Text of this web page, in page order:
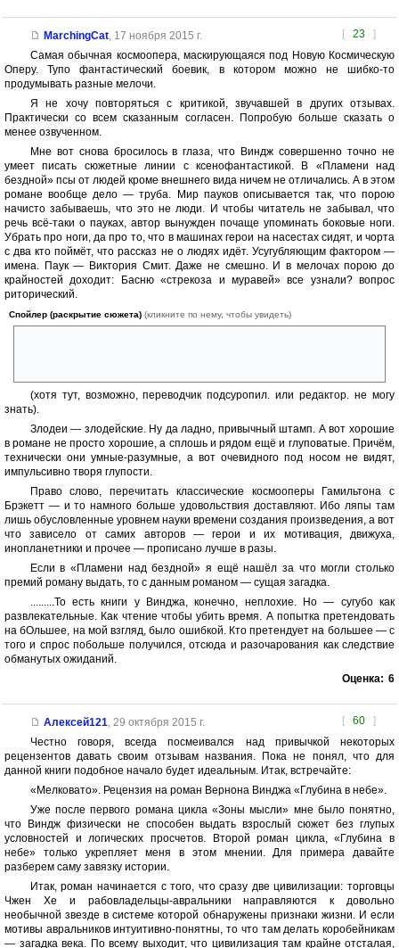
[ 23 ]
MarchingCat, 17 ноября 2015 г.
Самая обычная космоопера, маскирующаяся под Новую Космическую
Оперу. Тупо фантастический боевик, в котором можно не шибко-то
продумывать разные мелочи.
Я не хочу повторяться с критикой, звучавшей в других отзывах.
Практически со всем сказанным согласен. Попробую больше сказать о
менее озвученном.
Мне вот снова бросилось в глаза, что Виндж совершенно точно не
умеет писать сюжетные линии с ксенофантастикой. В «Пламени над
бездной» псы от людей кроме внешнего вида ничем не отличались. А в этом
романе вообще дело — труба. Мир пауков описывается так, что порою
начисто забываешь, что это не люди. И чтобы читатель не забывал, что
речь всё-таки о пауках, автор вынужден почаще упоминать боковые ноги.
Убрать про ноги, да про то, что в машинах герои на насестах сидят, и чорта
с два кто поймёт, что рассказ не о людях идёт. Усугубляющим фактором —
имена. Паук — Виктория Смит. Даже не смешно. И в мелочах порою до
крайностей доходит: Басню «стрекоза и муравей» все узнали? вопрос
риторический.
Спойлер (раскрытие сюжета) (кликните по нему, чтобы увидеть)
(хотя тут, возможно, переводчик подсуропил. или редактор. не могу
знать).
Злодеи — злодейские. Ну да ладно, привычный штамп. А вот хорошие
в романе не просто хорошие, а сплошь и рядом ещё и глуповатые. Причём,
технически они умные-разумные, а вот очевидного под носом не видят,
импульсивно творя глупости.
Право слово, перечитать классические космооперы Гамильтона с
Брэкетт — и то намного больше удовольствия доставляют. Ибо ляпы там
лишь обусловленные уровнем науки времени создания произведения, а вот
что зависело от самих авторов — герои и их мотивация, движуха,
инопланетники и прочее — прописано лучше в разы.
Если в «Пламени над бездной» я ещё нашёл за что могли столько
премий роману выдать, то с данным романом — сущая загадка.
.........То есть книги у Винджа, конечно, неплохие. Но — сугубо как
развлекательные. Как чтение чтобы убить время. А попытка претендовать
на бОльшее, на мой взгляд, было ошибкой. Кто претендует на большее — с
того и спрос побольше получился, отсюда и разочарования как следствие
обманутых ожиданий.
Оценка: 6
[ 60 ]
Алексей121, 29 октября 2015 г.
Честно говоря, всегда посмеивался над привычкой некоторых
рецензентов давать своим отзывам названия. Пока не понял, что для
данной книги подобное начало будет идеальным. Итак, встречайте:
«Мелковато». Рецензия на роман Вернона Винджа «Глубина в небе».
Уже после первого романа цикла «Зоны мысли» мне было понятно,
что Виндж физически не способен выдать взрослый сюжет без глупых
условностей и логических просчетов. Второй роман цикла, «Глубина в
небе» только укрепляет меня в этом мнении. Для примера давайте
разберем саму завязку истории.
Итак, роман начинается с того, что сразу две цивилизации: торговцы
Чжен Хе и рабовладельцы-авральники направляются к довольно
необычной звезде в системе которой обнаружены признаки жизни. И если
мотивы авральников интуитивно-понятны, то что там делать коробейникам
— загадка века. По всему выходит, что цивилизация там крайне отсталая,